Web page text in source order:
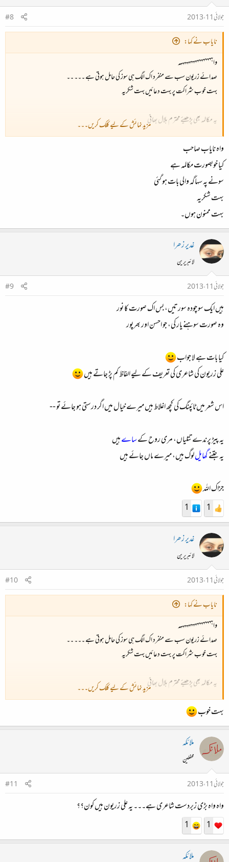
جولائی 11، 2013
#8
نایاب نے کہا:
واہہہہہہہہہہہہہہہہہ
صدائے زریون سب سے منفرد اک الگ ہی سوز کی حامل ہوتی ہے ۔۔۔ ۔۔
بہت خوب شراکت پر بہت دعائیں بہت شکریہ
یہ مکالمہ بھی پڑھیئے محترم بلال بھائیمزید نمائش کے لیے کلک کریں۔۔۔
واہ نایاب صاحب
کیا خوبصورت مکالمہ ہے
سونے پہ سہاگہ والی بات ہو گئی
بہت شکریہ
بہت ممنون ہوں۔
غدیر زھرا
لائبریرین
جولائی 11، 2013
#9
ہیں ایک سو چودہ سورتیں، بس اک صورت کا نور
وہ صورت سوہنے یار کی، جو احسن اور بھرپور
کیا بات ہے لا جواب
علی زریون کی شاعری کی تعریف کے لیے الفاظ کم پڑ جاتے ہیں
اس شعر میں ٹائپنگ کی کچھ اغلاط ہیں میرے خیال میں اگر درستی ہو جائے تو --
یہ پیڑ پرندے تتلیاں، مری روح کےساےہیں
یہ جتنےگھایللوگ ہیں، میرے ماں جائے ہیں
جزاک اللہ
1
1
غدیر زھرا
لائبریرین
جولائی 11، 2013
#10
نایاب نے کہا:
واہہہہہہہہہہہہہہہہہ
صدائے زریون سب سے منفرد اک الگ ہی سوز کی حامل ہوتی ہے ۔۔۔ ۔۔
بہت خوب شراکت پر بہت دعائیں بہت شکریہ
یہ مکالمہ بھی پڑھیئے محترم بلال بھائیمزید نمائش کے لیے کلک کریں۔۔۔
بہت خوب
ملائکہ
محفلین
جولائی 11، 2013
#11
واہ واہ بڑی زبردست شاعری ہے۔۔۔ یہ علی زریون ہیں کون؟؟
1
1
ملائکہ